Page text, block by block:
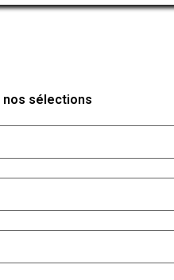
nos sélections